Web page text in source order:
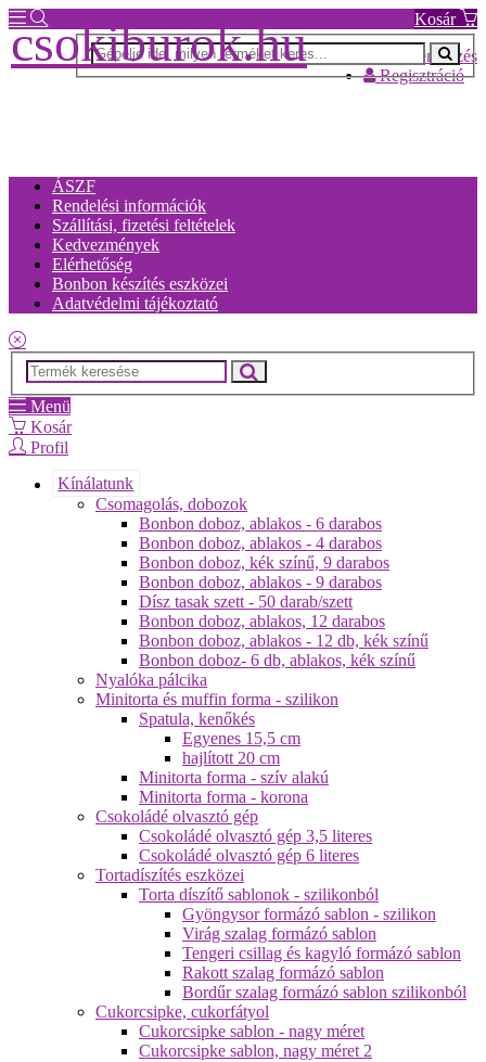
Kosár
Bejelentkezés
Regisztráció
csokiburok.hu
ÁSZF
Rendelési információk
Szállítási, fizetési feltételek
Kedvezmények
Elérhetőség
Bonbon készítés eszközei
Adatvédelmi tájékoztató
Menü
Kosár
Profil
Kínálatunk
Csomagolás, dobozok
Bonbon doboz, ablakos - 6 darabos
Bonbon doboz, ablakos - 4 darabos
Bonbon doboz, kék színű, 9 darabos
Bonbon doboz, ablakos - 9 darabos
Dísz tasak szett - 50 darab/szett
Bonbon doboz, ablakos, 12 darabos
Bonbon doboz, ablakos - 12 db, kék színű
Bonbon doboz- 6 db, ablakos, kék színű
Nyalóka pálcika
Minitorta és muffin forma - szilikon
Spatula, kenőkés
Egyenes 15,5 cm
hajlított 20 cm
Minitorta forma - szív alakú
Minitorta forma - korona
Csokoládé olvasztó gép
Csokoládé olvasztó gép 3,5 literes
Csokoládé olvasztó gép 6 literes
Tortadíszítés eszközei
Torta díszítő sablonok - szilikonból
Gyöngysor formázó sablon - szilikon
Virág szalag formázó sablon
Tengeri csillag és kagyló formázó sablon
Rakott szalag formázó sablon
Bordűr szalag formázó sablon szilikonból
Cukorcsipke, cukorfátyol
Cukorcsipke sablon - nagy méret
Cukorcsipke sablon, nagy méret 2